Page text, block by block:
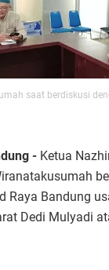
saat berdiskusi
- Ketua
Raya Bandung
Dedi Mulyadi